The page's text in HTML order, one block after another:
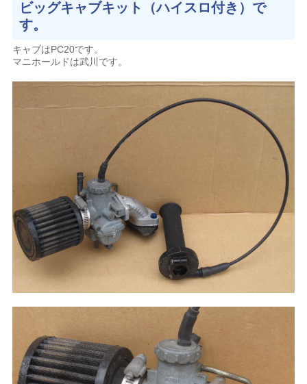
ビッグキャブキット（ハイスロ付き）で
す。
キャブはPC20です。
マニホールドは武川です。